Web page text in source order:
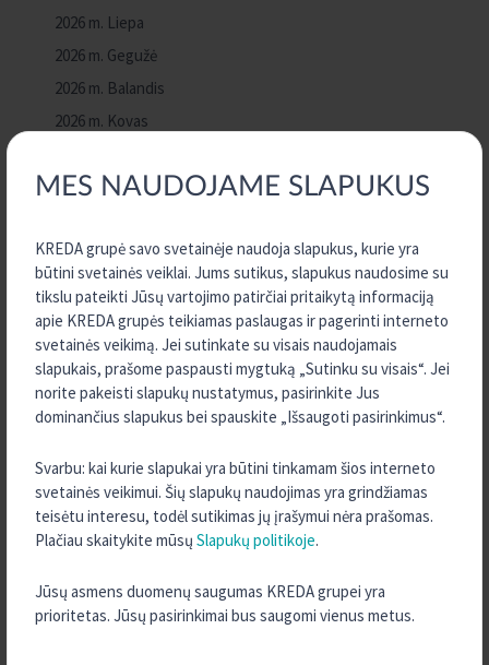
MES NAUDOJAME SLAPUKUS
KREDA grupė savo svetainėje naudoja slapukus, kurie yra
būtini svetainės veiklai. Jums sutikus, slapukus naudosime su
tikslu pateikti Jūsų vartojimo patirčiai pritaikytą informaciją
apie KREDA grupės teikiamas paslaugas ir pagerinti interneto
svetainės veikimą. Jei sutinkate su visais naudojamais
slapukais, prašome paspausti mygtuką „Sutinku su visais“. Jei
norite pakeisti slapukų nustatymus, pasirinkite Jus
dominančius slapukus bei spauskite „Išsaugoti pasirinkimus“.
Svarbu: kai kurie slapukai yra būtini tinkamam šios interneto
svetainės veikimui. Šių slapukų naudojimas yra grindžiamas
teisėtu interesu, todėl sutikimas jų įrašymui nėra prašomas.
Plačiau skaitykite mūsų Slapukų politikoje.
Jūsų asmens duomenų saugumas KREDA grupei yra
prioritetas. Jūsų pasirinkimai bus saugomi vienus metus.
2026 m. Liepa
2026 m. Gegužė
2026 m. Balandis
2026 m. Kovas
2026 m. Sausis
2025 m. Spalis
2025 m. Rugsėjis
2025 m. Birželis
2025 m. Gegužė
2025 m. Kovas
2025 m. Vasaris
2024 m. Gruodis
2024 m. Spalis
2024 m. Rugsėjis
2024 m. Birželis